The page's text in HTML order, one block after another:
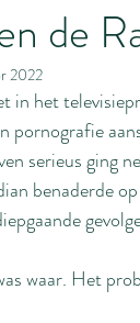
baby's
Opvoeding
de
2022
in het
pornografie
serieus ging
benaderde
waar. Het